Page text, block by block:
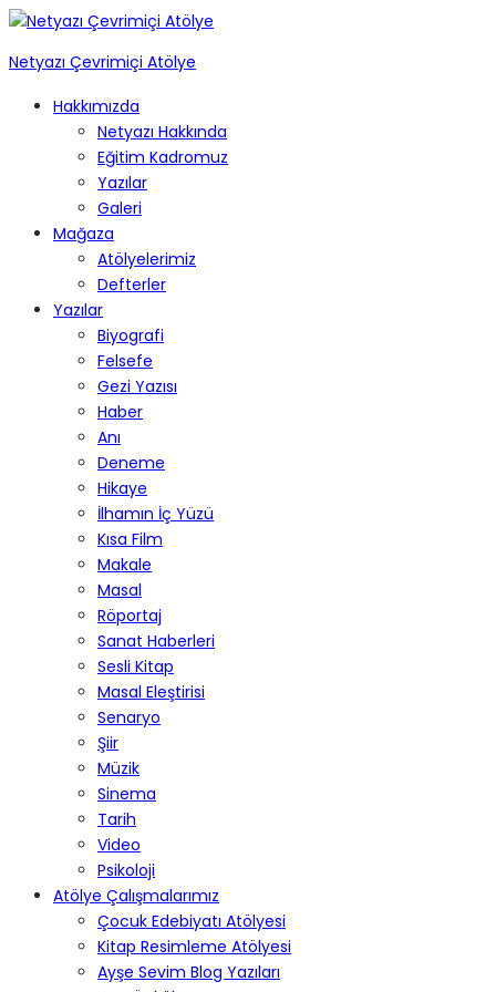
Netyazı Çevrimiçi Atölye
Hakkımızda
Netyazı Hakkında
Eğitim Kadromuz
Yazılar
Galeri
Mağaza
Atölyelerimiz
Defterler
Yazılar
Biyografi
Felsefe
Gezi Yazısı
Haber
Anı
Deneme
Hikaye
İlhamın İç Yüzü
Kısa Film
Makale
Masal
Röportaj
Sanat Haberleri
Sesli Kitap
Masal Eleştirisi
Senaryo
Şiir
Müzik
Sinema
Tarih
Video
Psikoloji
Atölye Çalışmalarımız
Çocuk Edebiyatı Atölyesi
Kitap Resimleme Atölyesi
Ayşe Sevim Blog Yazıları